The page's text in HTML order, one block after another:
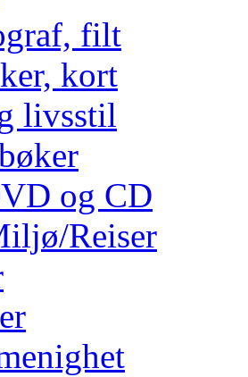
filt
kort
livsstil
og CD
Reiser